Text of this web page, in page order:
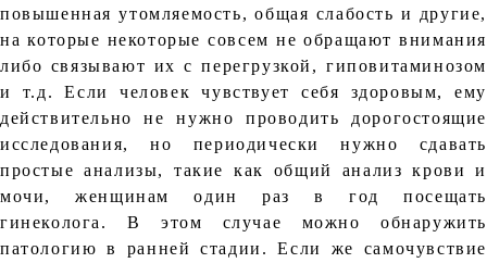
повышенная утомляемость, общая слабость и другие,
на которые некоторые совсем не обращают внимания
либо связывают их с перегрузкой, гиповитаминозом
и т.д. Если человек чувствует себя здоровым, ему
действительно не нужно проводить дорогостоящие
исследования, но периодически нужно сдавать
простые анализы, такие как общий анализ крови и
мочи, женщинам один раз в год посещать
гинеколога. В этом случае можно обнаружить
патологию в ранней стадии. Если же самочувствие